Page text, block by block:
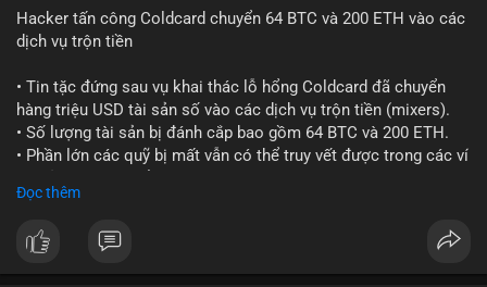
Hacker tấn công Coldcard chuyển 64 BTC và 200 ETH vào các
dịch vụ trộn tiền
• Tin tặc đứng sau vụ khai thác lỗ hổng Coldcard đã chuyển
hàng triệu USD tài sản số vào các dịch vụ trộn tiền (mixers).
• Số lượng tài sản bị đánh cắp bao gồm 64 BTC và 200 ETH.
• Phần lớn các quỹ bị mất vẫn có thể truy vết được trong các ví
#cryptonews
Đọc thêm